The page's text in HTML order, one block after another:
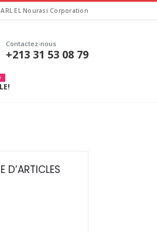
EL Nourasi Corporation
Contactez-nous
+213 31 53 08 79
D’ARTICLES